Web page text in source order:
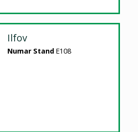
Ilfov
Numar Stand E108